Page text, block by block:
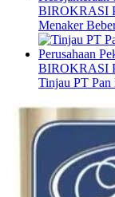
BIROKRASI
Menaker
BIROKRASI
Tinjau PT